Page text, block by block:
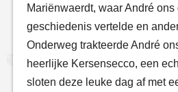
Mariënwaerdt, waar André ons
geschiedenis vertelde en
Onderweg trakteerde André
heerlijke Kersensecco, een
sloten deze leuke dag af met